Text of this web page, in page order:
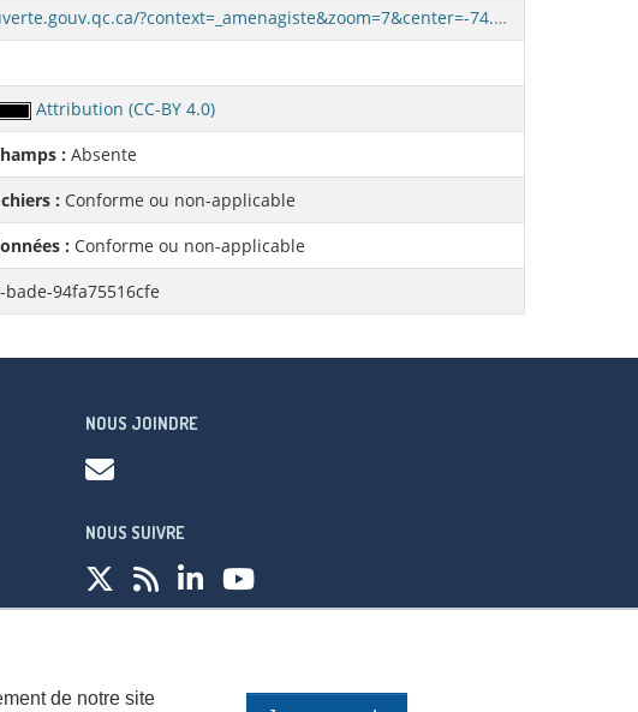
https://www.foretouverte.gouv.qc.ca/?context=_amenagiste&zoom=7&center=-74.71043,48.27508&invisiblelayers=*&visiblelayers=3641bf2da21d00b7e63e7332320340fe,40cdecbdd87e4e064caa414debc3873b,cd47428c79d2020773955d3f2f50c2ad,1da64ddfeaf23710b8a9ad95133fb5d8&wmsUrl=https%3A%2F%2Fservicescarto.mffp.gouv.qc.ca%2Fpes%2Fservices%2FForets%2FSTF_WMS%2FMapServer%2FWMSServer%3F&wmsLayers=(%C3%89cosyst%C3%A8me%20forestier%20exceptionnel%20-%20Point:igoz48,%C3%89cosyst%C3%A8me%20forestier%20exceptionnel%20class%C3%A9:igoz47)
Attribution (CC-BY 4.0)
: Absente
: Conforme ou non-applicable
: Conforme ou non-applicable
94fa75516cfe
de notre site
NOUS JOINDRE
NOUS SUIVRE
de confidentialité